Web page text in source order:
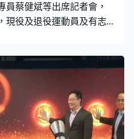
員蔡健斌等出席記者會，
現役及退役運動員及有志
十個體育項目，接受年齡
可教練資歷及無違規、違